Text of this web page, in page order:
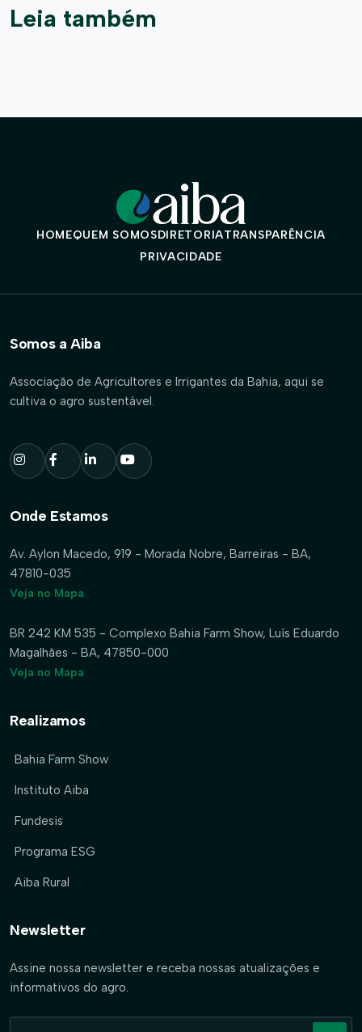
Leia também
HOMEQUEM SOMOSDIRETORIATRANSPARÊNCIA
PRIVACIDADE
Somos a Aiba
Associação de Agricultores e Irrigantes da Bahia, aqui se
cultiva o agro sustentável.
Onde Estamos
Av. Aylon Macedo, 919 - Morada Nobre, Barreiras - BA,
47810-035
Veja no Mapa
BR 242 KM 535 - Complexo Bahia Farm Show, Luís Eduardo
Magalhães - BA, 47850-000
Veja no Mapa
Realizamos
Bahia Farm Show
Instituto Aiba
Fundesis
Programa ESG
Aiba Rural
Newsletter
Assine nossa newsletter e receba nossas atualizações e
informativos do agro.